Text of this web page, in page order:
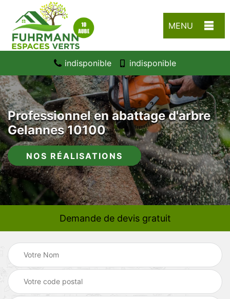
MENU
indisponible indisponible
Professionnel en abattage d'arbre
Gelannes 10100
NOS RÉALISATIONS
Demande de devis gratuit